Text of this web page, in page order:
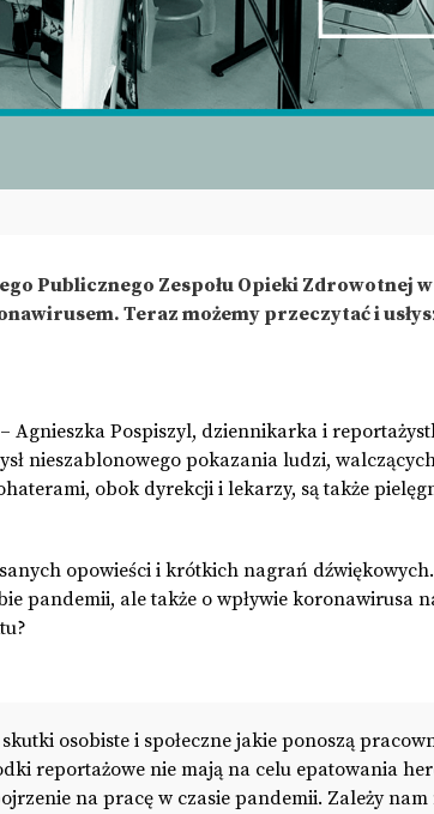
Publicznego Zespołu Opieki Zdrowotnej
Teraz możemy przeczytać i
Agnieszka Pospiszyl, dziennikarka i
nieszablonowego pokazania ludzi,
obok dyrekcji i lekarzy, są także
opowieści i krótkich nagrań
pandemii, ale także o wpływie koronawirusa
osobiste i społeczne jakie ponoszą
reportażowe nie mają na celu epatowania
na pracę w czasie pandemii. Zależy